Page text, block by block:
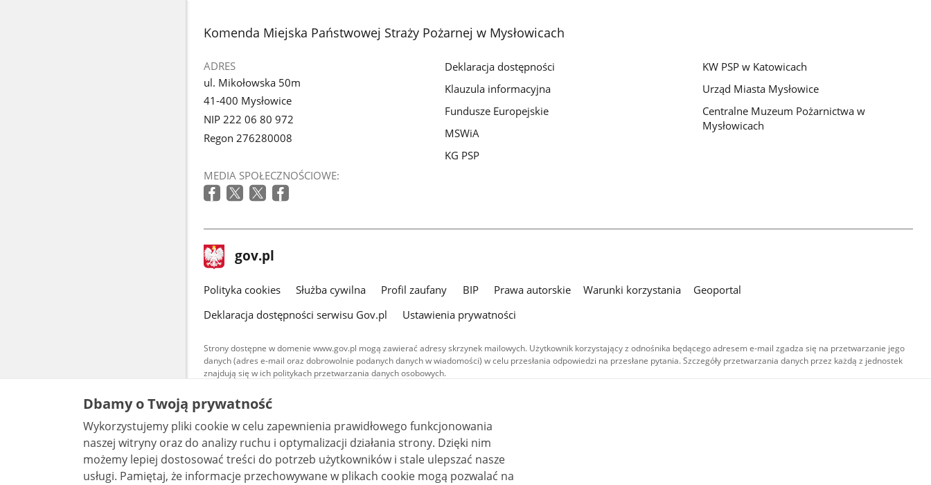
stopka
Komenda Miejska Państwowej Straży Pożarnej w Mysłowicach
ADRES
ul. Mikołowska 50m
41-400 Mysłowice
NIP 222 06 80 972
Regon 276280008
MEDIA SPOŁECZNOŚCIOWE:
Deklaracja dostępności
Klauzula informacyjna
Fundusze Europejskie
MSWiA
KG PSP
KW PSP w Katowicach
Urząd Miasta Mysłowice
Centralne Muzeum Pożarnictwa w
Mysłowicach
stopka
gov.pl Strona
gov.pl
gov.pl
Polityka cookies Służba cywilna Profil zaufany BIP Prawa autorskie Warunki korzystania
Geoportal
Deklaracja dostępności serwisu Gov.pl
Ustawienia prywatności
Strony dostępne w domenie www.gov.pl mogą zawierać adresy skrzynek mailowych. Użytkownik korzystający z odnośnika będącego adresem e-mail zgadza się na przetwarzanie jego
danych (adres e-mail oraz dobrowolnie podanych danych w wiadomości) w celu przesłania odpowiedzi na przesłane pytania. Szczegóły przetwarzania danych przez każdą z jednostek
znajdują się w ich politykach przetwarzania danych osobowych.
Treści tekstowe publikowane w serwisie (z wyłączeniem treści audiowizualnych), są
udostępniane na licencji typu Creative Commons: uznanie autorstwa - na tych samych
warunkach 4.0 (CC BY-SA 4.0). Materiały audiowizualne, w tym zdjęcia, materiały audio i wideo,
są udostępniane na licencji typu Creative Commons: uznanie autorstwa użycie niekomercyjne -
bez utworów zależnych 4.0 (CC BY-NC-ND 4.0), o ile nie jest to stwierdzone inaczej.
Dbamy o Twoją prywatność
Wykorzystujemy pliki cookie w celu zapewnienia prawidłowego funkcjonowania
naszej witryny oraz do analizy ruchu i optymalizacji działania strony. Dzięki nim
możemy lepiej dostosować treści do potrzeb użytkowników i stale ulepszać nasze
usługi. Pamiętaj, że informacje przechowywane w plikach cookie mogą pozwalać na